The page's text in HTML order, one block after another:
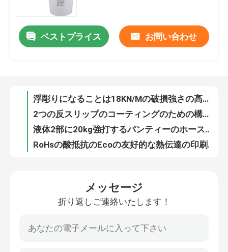
私達に連絡しなさい
引用を要求しなさい
シリコーン ゴム インク
ベストプライス お問い合わせ
浮彫りになることは18KN/Mの破損強さの高温シリコーン型のゴムをもたらす
高い反動綿のための適用範囲が広い熱伝達インク2部の
規則的なペーパーの非FDAのひびの昇華インク
ロゴの印刷のラベルのための熱出版物が付いているプラスチゾル インクを治すOEKO Tex 20kg
熱出版物の印刷のためのよい抗張20kgインク
メッセージ
折り返しご連絡いたします！